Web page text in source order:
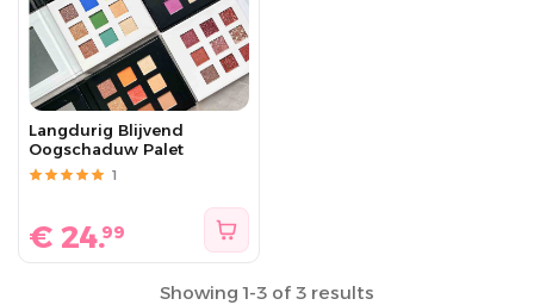
Langdurig Blijvend
Oogschaduw Palet
1
€ 24.99
Showing 1-3 of 3 results